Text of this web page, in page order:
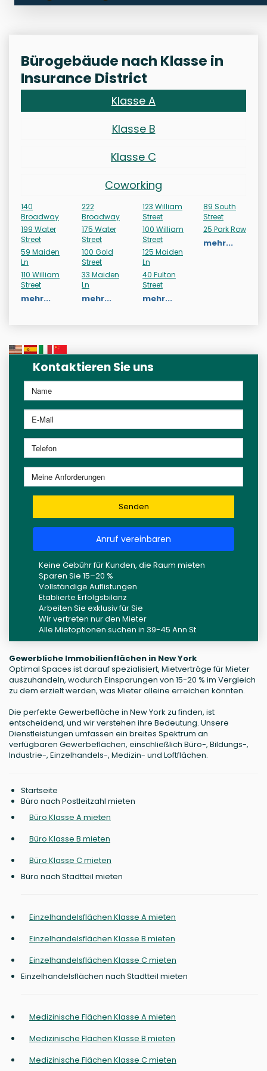
Bürogebäude nach Klasse in
Insurance District
Klasse A
Klasse B
Klasse C
Coworking
140
Broadway
199 Water
Street
59 Maiden
Ln
110 William
Street
mehr...
222
Broadway
175 Water
Street
100 Gold
Street
33 Maiden
Ln
mehr...
123 William
Street
100 William
Street
125 Maiden
Ln
40 Fulton
Street
mehr...
89 South
Street
25 Park Row
mehr...
Kontaktieren Sie uns
Senden
Anruf vereinbaren
Keine Gebühr für Kunden, die Raum mieten
Sparen Sie 15–20 %
Vollständige Auflistungen
Etablierte Erfolgsbilanz
Arbeiten Sie exklusiv für Sie
Wir vertreten nur den Mieter
Alle Mietoptionen suchen in 39-45 Ann St
Gewerbliche Immobilienflächen in New York
Optimal Spaces ist darauf spezialisiert, Mietverträge für Mieter
auszuhandeln, wodurch Einsparungen von 15-20 % im Vergleich
zu dem erzielt werden, was Mieter alleine erreichen könnten.
Die perfekte Gewerbefläche in New York zu finden, ist
entscheidend, und wir verstehen ihre Bedeutung. Unsere
Dienstleistungen umfassen ein breites Spektrum an
verfügbaren Gewerbeflächen, einschließlich Büro-, Bildungs-,
Industrie-, Einzelhandels-, Medizin- und Loftflächen.
Startseite
Büro nach Postleitzahl mieten
Büro Klasse A mieten
Büro Klasse B mieten
Büro Klasse C mieten
Büro nach Stadtteil mieten
Einzelhandelsflächen Klasse A mieten
Einzelhandelsflächen Klasse B mieten
Einzelhandelsflächen Klasse C mieten
Einzelhandelsflächen nach Stadtteil mieten
Medizinische Flächen Klasse A mieten
Medizinische Flächen Klasse B mieten
Medizinische Flächen Klasse C mieten